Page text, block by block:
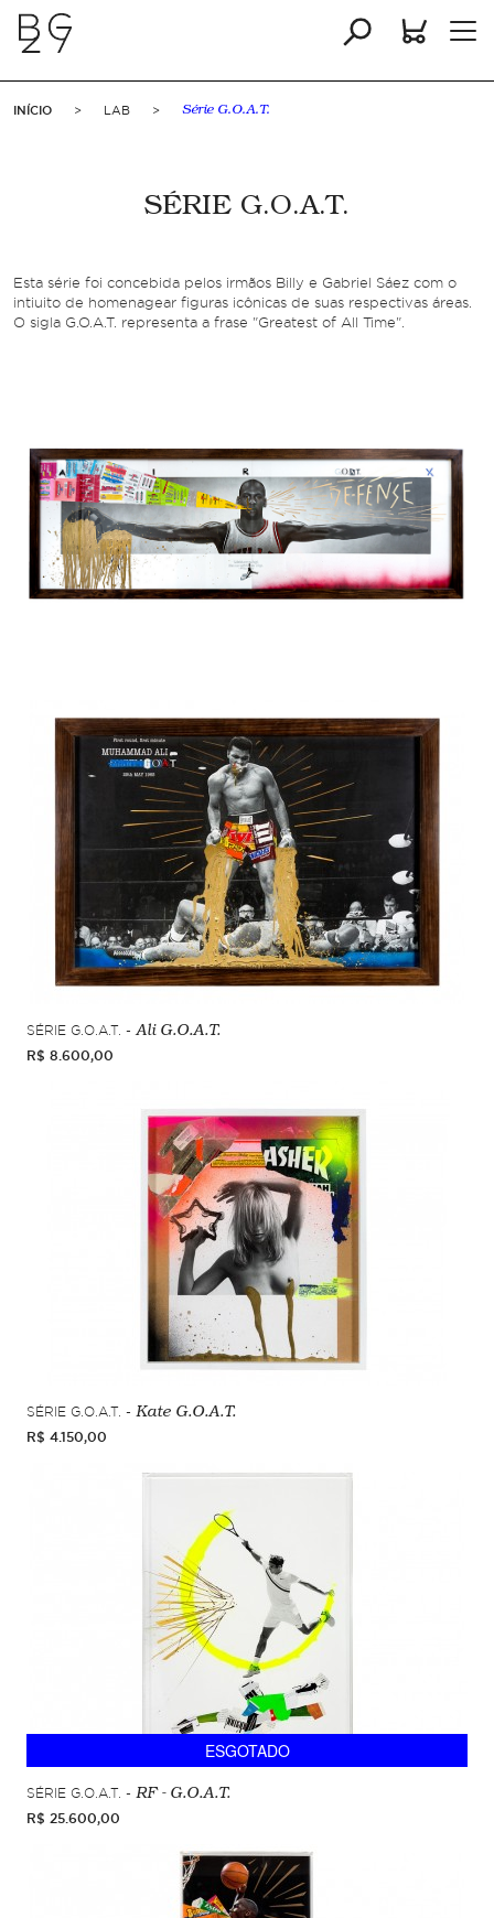
INÍCIO > LAB > Série G.O.A.T.
SÉRIE G.O.A.T.
Esta série foi concebida pelos irmãos Billy e Gabriel Sáez com o
intiuito de homenagear figuras icônicas de suas respectivas áreas.
O sigla G.O.A.T. representa a frase "Greatest of All Time".
SÉRIE G.O.A.T. - Ali G.O.A.T.
R$ 8.600,00
SÉRIE G.O.A.T. - Kate G.O.A.T.
R$ 4.150,00
ESGOTADO
SÉRIE G.O.A.T. - RF - G.O.A.T.
R$ 25.600,00